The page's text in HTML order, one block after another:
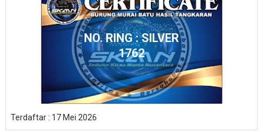
NO. RING : SILVER
1762
Terdaftar : 17 Mei 2026